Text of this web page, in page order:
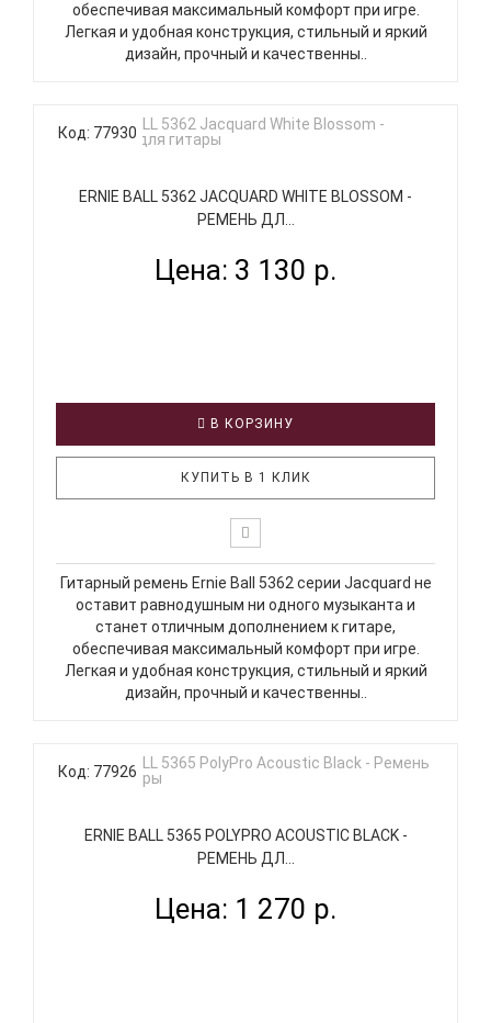
обеспечивая максимальный комфорт при игре.
Легкая и удобная конструкция, стильный и яркий
дизайн, прочный и качественны..
Код: 77930
ERNIE BALL 5362 JACQUARD WHITE BLOSSOM -
РЕМЕНЬ ДЛ...
Цена: 3 130 р.
В КОРЗИНУ
КУПИТЬ В 1 КЛИК
Гитарный ремень Ernie Ball 5362 серии Jacquard не
оставит равнодушным ни одного музыканта и
станет отличным дополнением к гитаре,
обеспечивая максимальный комфорт при игре.
Легкая и удобная конструкция, стильный и яркий
дизайн, прочный и качественны..
Код: 77926
ERNIE BALL 5365 POLYPRO ACOUSTIC BLACK -
РЕМЕНЬ ДЛ...
Цена: 1 270 р.